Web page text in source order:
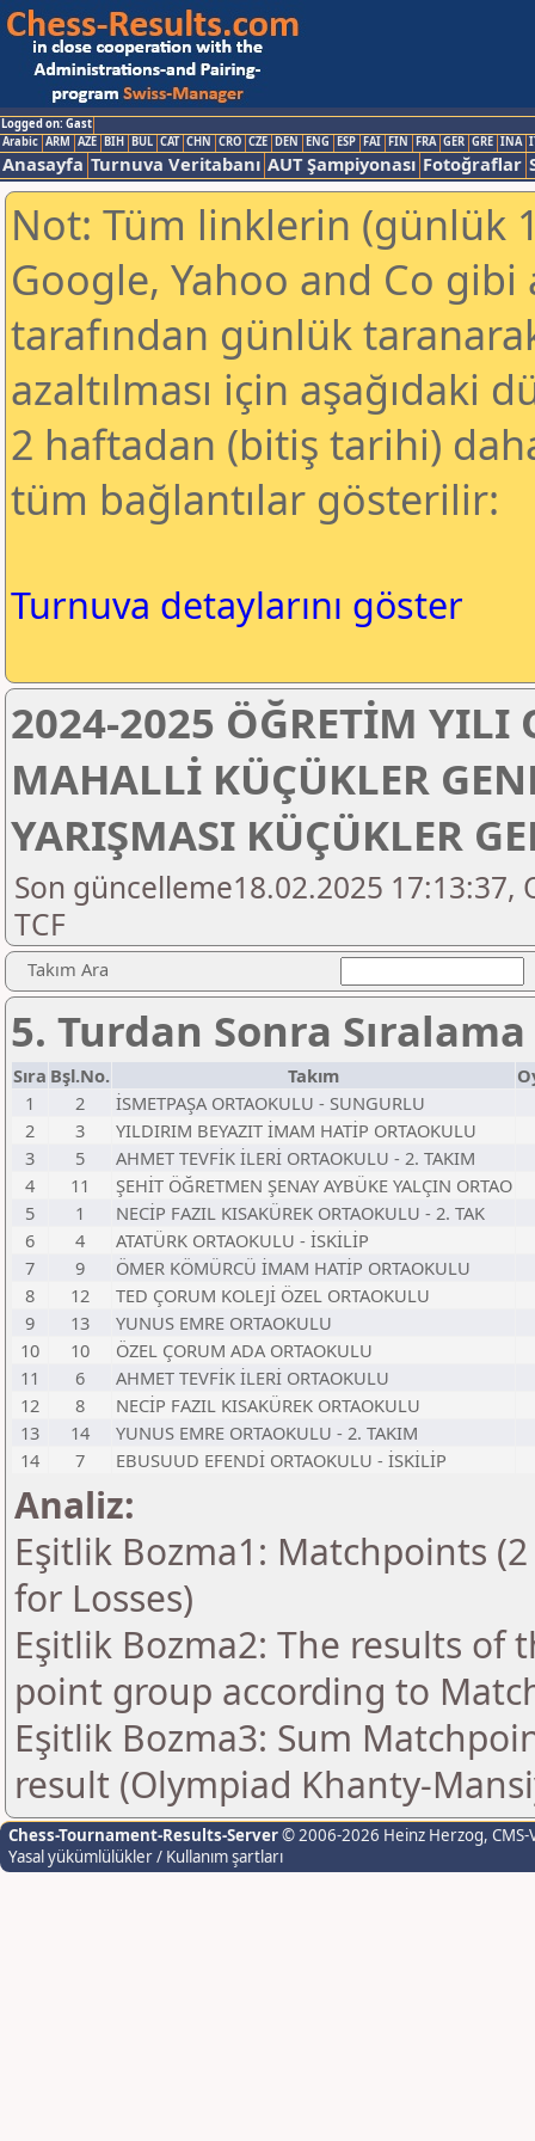
Logged on: Gast
Arabic ARM AZE BIH BUL CAT CHN CRO CZE DEN ENG ESP FAI FIN FRA GER GRE INA
Anasayfa Turnuva Veritabanı AUT Şampiyonası Fotoğraflar
Not: Tüm linklerin (günlük
Google, Yahoo and Co
tarafından günlük
azaltılması için aşağıdaki
2 haftadan (bitiş tarihi)
tüm bağlantılar gösterilir:
Turnuva detaylarını göster
2024-2025 ÖĞRETİM YILI
MAHALLİ KÜÇÜKLER
YARIŞMASI KÜÇÜKLER
Son güncelleme18.02.2025
TCF
Takım Ara
5. Turdan Sonra Sıralama
Sıra Bşl.No. Takım
1
2
İSMETPAŞA ORTAOKULU - SUNGURLU
2
3
YILDIRIM BEYAZIT İMAM HATİP ORTAOKULU
3
5
AHMET TEVFİK İLERİ ORTAOKULU - 2. TAKIM
4
11
ŞEHİT ÖĞRETMEN ŞENAY AYBÜKE YALÇIN ORTAO
5
1
NECİP FAZIL KISAKÜREK ORTAOKULU - 2. TAK
6
4
ATATÜRK ORTAOKULU - İSKİLİP
7
9
ÖMER KÖMÜRCÜ İMAM HATİP ORTAOKULU
8
12
TED ÇORUM KOLEJİ ÖZEL ORTAOKULU
9
13
YUNUS EMRE ORTAOKULU
10
10
ÖZEL ÇORUM ADA ORTAOKULU
11
6
AHMET TEVFİK İLERİ ORTAOKULU
12
8
NECİP FAZIL KISAKÜREK ORTAOKULU
13
14
YUNUS EMRE ORTAOKULU - 2. TAKIM
14
7 EBUSUUD EFENDİ ORTAOKULU - İSKİLİP
Analiz:
Eşitlik Bozma1: Matchpoints
for Losses)
Eşitlik Bozma2: The results of
point group according to
Eşitlik Bozma3: Sum
result (Olympiad Khanty-
Chess-Tournament-Results-Server© 2006-2026 Heinz Herzog,
Yasal yükümlülükler / Kullanım şartları